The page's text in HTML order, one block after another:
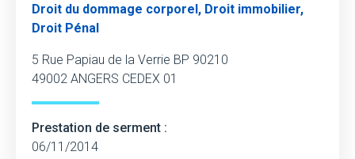
Droit du dommage corporel, Droit immobilier,
Droit Pénal
5 Rue Papiau de la Verrie BP 90210
49002 ANGERS CEDEX 01
Prestation de serment :
06/11/2014